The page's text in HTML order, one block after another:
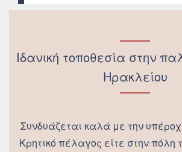
NATURAL HISTORY MUSEUM
MUSEUM OF VISUAL ARTS
HERAKLION
TOMB OF N. KAZANTZAKIS
Ιδανική τοποθεσία στην
Ηρακλείου
Συνδυάζεται καλά με την
Κρητικό πέλαγος είτε στην πόλη